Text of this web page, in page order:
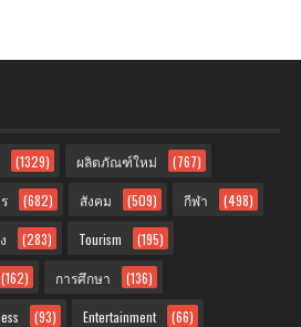
(1329) ผลิตภัณฑ์ใหม่ (767)
(682) สังคม (509) กีฬา (498)
(283) Tourism (195)
(162) การศึกษา (136)
(93) Entertainment (66)